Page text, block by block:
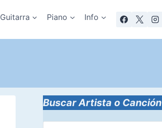
Guitarra Piano Info
Buscar Artista o Canción